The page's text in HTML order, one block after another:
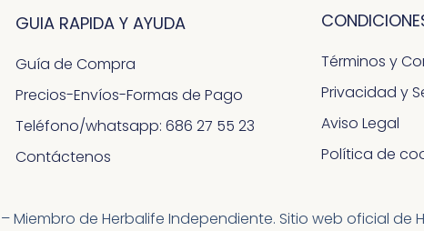
GUIA RAPIDA Y AYUDA
Guía de Compra
Precios-Envíos-Formas de Pago
Teléfono/whatsapp: 686 27 55 23
Contáctenos
Términos y
Privacidad y
Aviso Legal
Política de
de Herbalife Independiente. Sitio web oficial de